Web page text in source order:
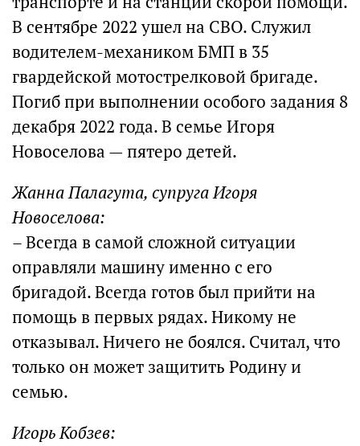
В сентябре 2022 ушел на СВО. Служил
водителем-механиком БМП в 35
гвардейской мотострелковой бригаде.
Погиб при выполнении особого задания 8
декабря 2022 года. В семье Игоря
Новоселова — пятеро детей.
Жанна Палагута, супруга Игоря
Новоселова:
– Всегда в самой сложной ситуации
оправляли машину именно с его
бригадой. Всегда готов был прийти на
помощь в первых рядах. Никому не
отказывал. Ничего не боялся. Считал, что
только он может защитить Родину и
семью.
Игорь Кобзев: